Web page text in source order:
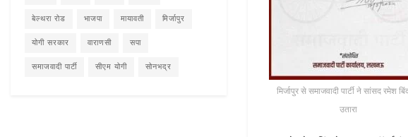
मिर्जापुर से समाजवादी पार्टी ने सांसद रमेश
उतारा
बेल्थरा रोड भाजपा मायावती मिर्जापुर
योगी सरकार वाराणसी सपा
समाजवादी पार्टी सीएम योगी सोनभद्र